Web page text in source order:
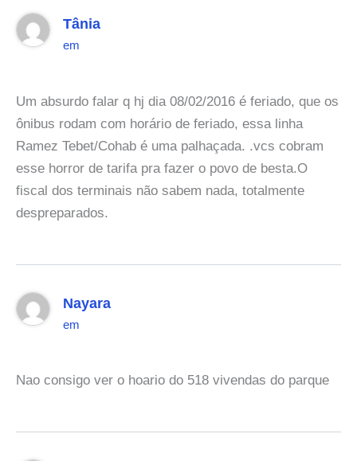
Tânia
em
Um absurdo falar q hj dia 08/02/2016 é feriado, que os
ônibus rodam com horário de feriado, essa linha
Ramez Tebet/Cohab é uma palhaçada. .vcs cobram
esse horror de tarifa pra fazer o povo de besta.O
fiscal dos terminais não sabem nada, totalmente
despreparados.
Nayara
em
Nao consigo ver o hoario do 518 vivendas do parque